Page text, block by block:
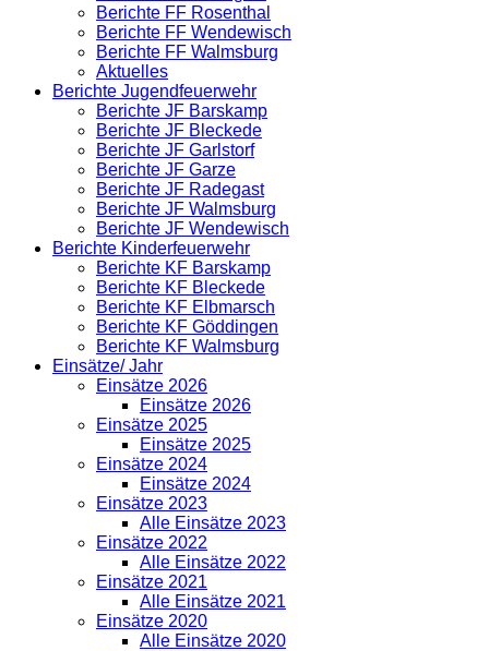
Berichte FF Rosenthal
Berichte FF Wendewisch
Berichte FF Walmsburg
Aktuelles
Berichte Jugendfeuerwehr
Berichte JF Barskamp
Berichte JF Bleckede
Berichte JF Garlstorf
Berichte JF Garze
Berichte JF Radegast
Berichte JF Walmsburg
Berichte JF Wendewisch
Berichte Kinderfeuerwehr
Berichte KF Barskamp
Berichte KF Bleckede
Berichte KF Elbmarsch
Berichte KF Göddingen
Berichte KF Walmsburg
Einsätze/ Jahr
Einsätze 2026
Einsätze 2026
Einsätze 2025
Einsätze 2025
Einsätze 2024
Einsätze 2024
Einsätze 2023
Alle Einsätze 2023
Einsätze 2022
Alle Einsätze 2022
Einsätze 2021
Alle Einsätze 2021
Einsätze 2020
Alle Einsätze 2020